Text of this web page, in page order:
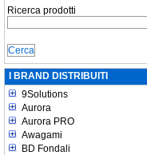
Ricerca prodotti
I BRAND DISTRIBUITI
9Solutions
Aurora
Aurora PRO
Awagami
BD Fondali